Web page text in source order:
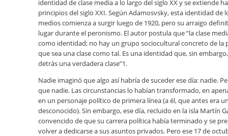
identidad de clase media a lo largo del siglo XX y se extiende
principios del siglo XXI. Según Adamosvsky, esta identidad de
medios comienza a surgir luego de 1920, pero su arraigo
lugar durante el peronismo. El autor postula que “la clase
como identidad; no hay un grupo sociocultural concreto de la
que sea una clase como tal. Es una identidad que, sin
detrás una verdadera clase”1.
Nadie imaginó que algo así habría de suceder ese día: nadie.
que nadie. Las circunstancias lo habían transformado, en
en un personaje político de primera línea (a él, que antes era
desconocido). Sin embargo, ese día, recluido en la isla Martín
convencido de que su carrera política había terminado y se
volver a dedicarse a sus asuntos privados. Pero ese 17 de